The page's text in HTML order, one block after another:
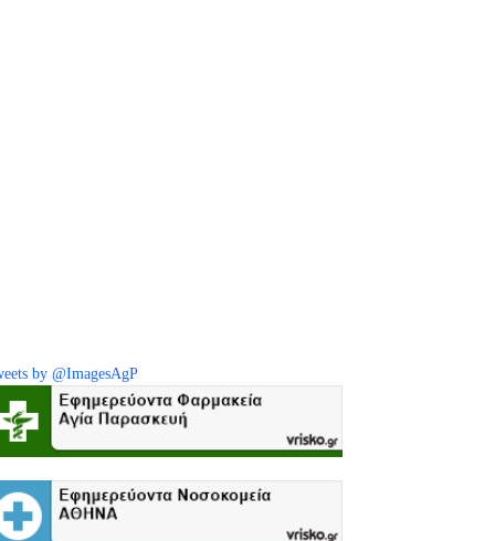
by @ImagesAgP